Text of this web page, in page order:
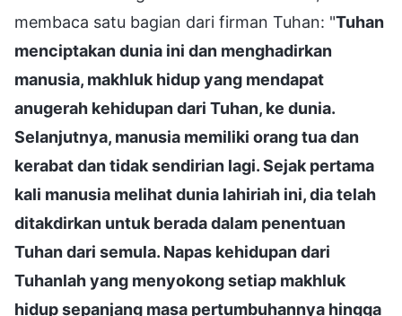
membaca satu bagian dari firman Tuhan: "Tuhan
menciptakan dunia ini dan menghadirkan
manusia, makhluk hidup yang mendapat
anugerah kehidupan dari Tuhan, ke dunia.
Selanjutnya, manusia memiliki orang tua dan
kerabat dan tidak sendirian lagi. Sejak pertama
kali manusia melihat dunia lahiriah ini, dia telah
ditakdirkan untuk berada dalam penentuan
Tuhan dari semula. Napas kehidupan dari
Tuhanlah yang menyokong setiap makhluk
hidup sepanjang masa pertumbuhannya hingga